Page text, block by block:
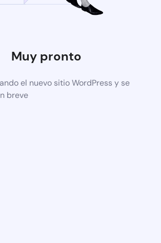
Muy pronto
el nuevo sitio WordPress y se
breve